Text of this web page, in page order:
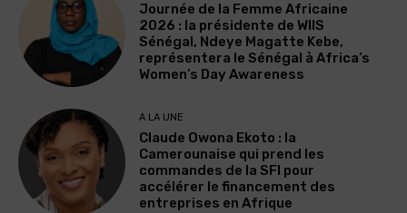
Journée de la Femme Africaine
2026 : la présidente de WIIS
Sénégal, Ndeye Magatte Kebe,
représentera le Sénégal à Africa’s
Women’s Day Awareness
A LA UNE
Claude Owona Ekoto : la
Camerounaise qui prend les
commandes de la SFI pour
accélérer le financement des
entreprises en Afrique